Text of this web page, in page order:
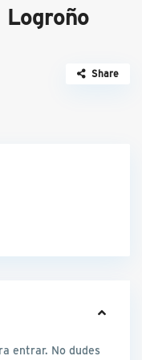
Logroño
Share
entrar. No dudes